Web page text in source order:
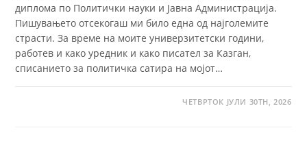
диплома по Политички науки и Јавна Администрација.
Пишувањето отсекогаш ми било една од најголемите
страсти. За време на моите универзитетски години,
работев и како уредник и како писател за Казган,
списанието за политичка сатира на мојот…
ЧЕТВРТОК ЈУЛИ 30TH, 2026